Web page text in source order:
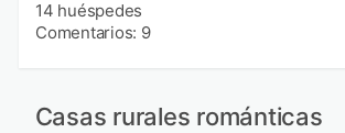
14 huéspedes
Comentarios: 9
Casas rurales románticas